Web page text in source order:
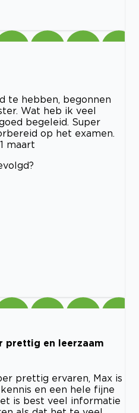
te hebben, begonnen
Wat heb ik veel
begeleid. Super
op het examen.
maart
prettig en leerzaam
prettig ervaren, Max is
en een hele fijne
is best veel informatie